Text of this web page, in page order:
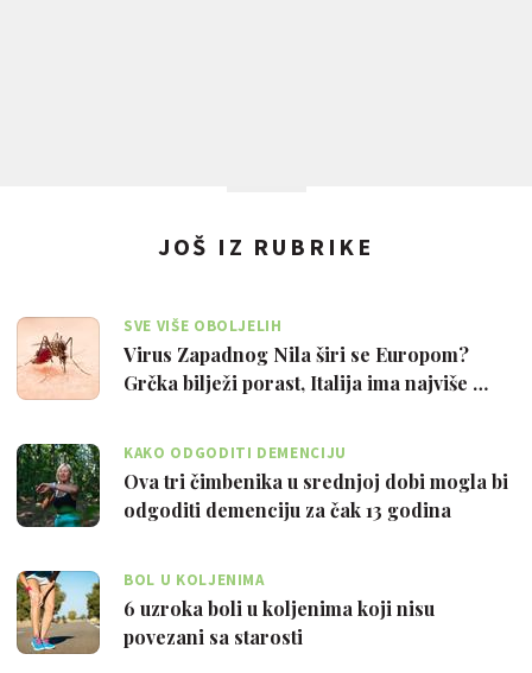
JOŠ IZ RUBRIKE
SVE VIŠE OBOLJELIH
Virus Zapadnog Nila širi se Europom?
Grčka bilježi porast, Italija ima najviše …
KAKO ODGODITI DEMENCIJU
Ova tri čimbenika u srednjoj dobi mogla bi
odgoditi demenciju za čak 13 godina
BOL U KOLJENIMA
6 uzroka boli u koljenima koji nisu
povezani sa starosti